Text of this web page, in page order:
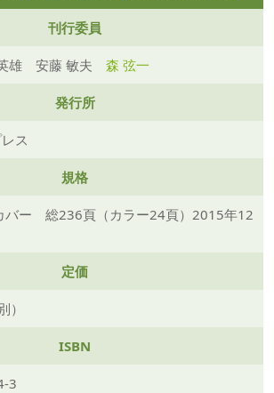
刊行委員
雄 安藤 敏夫 森 弦一
発行所
ス
規格
ー 総236頁（カラー24頁）2015年12
定価
）
ISBN
3